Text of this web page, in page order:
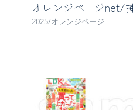
オレンジページnet/
2025/オレンジページ